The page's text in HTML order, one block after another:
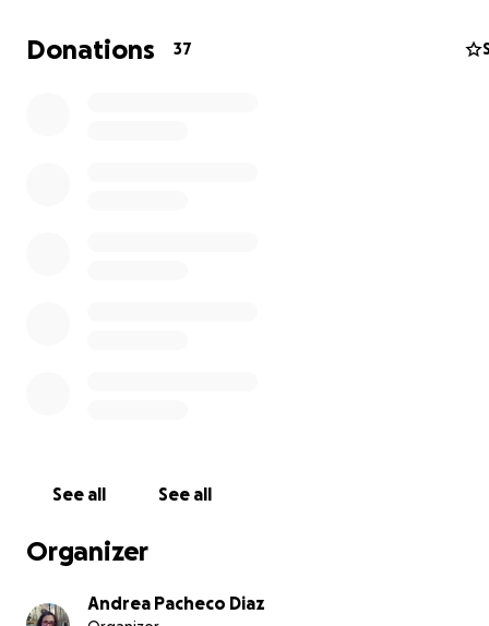
el país no permite el ahorro, ni le deja a la mayoría de
Donations 37
See all See all
Organizer
Andrea Pacheco Diaz